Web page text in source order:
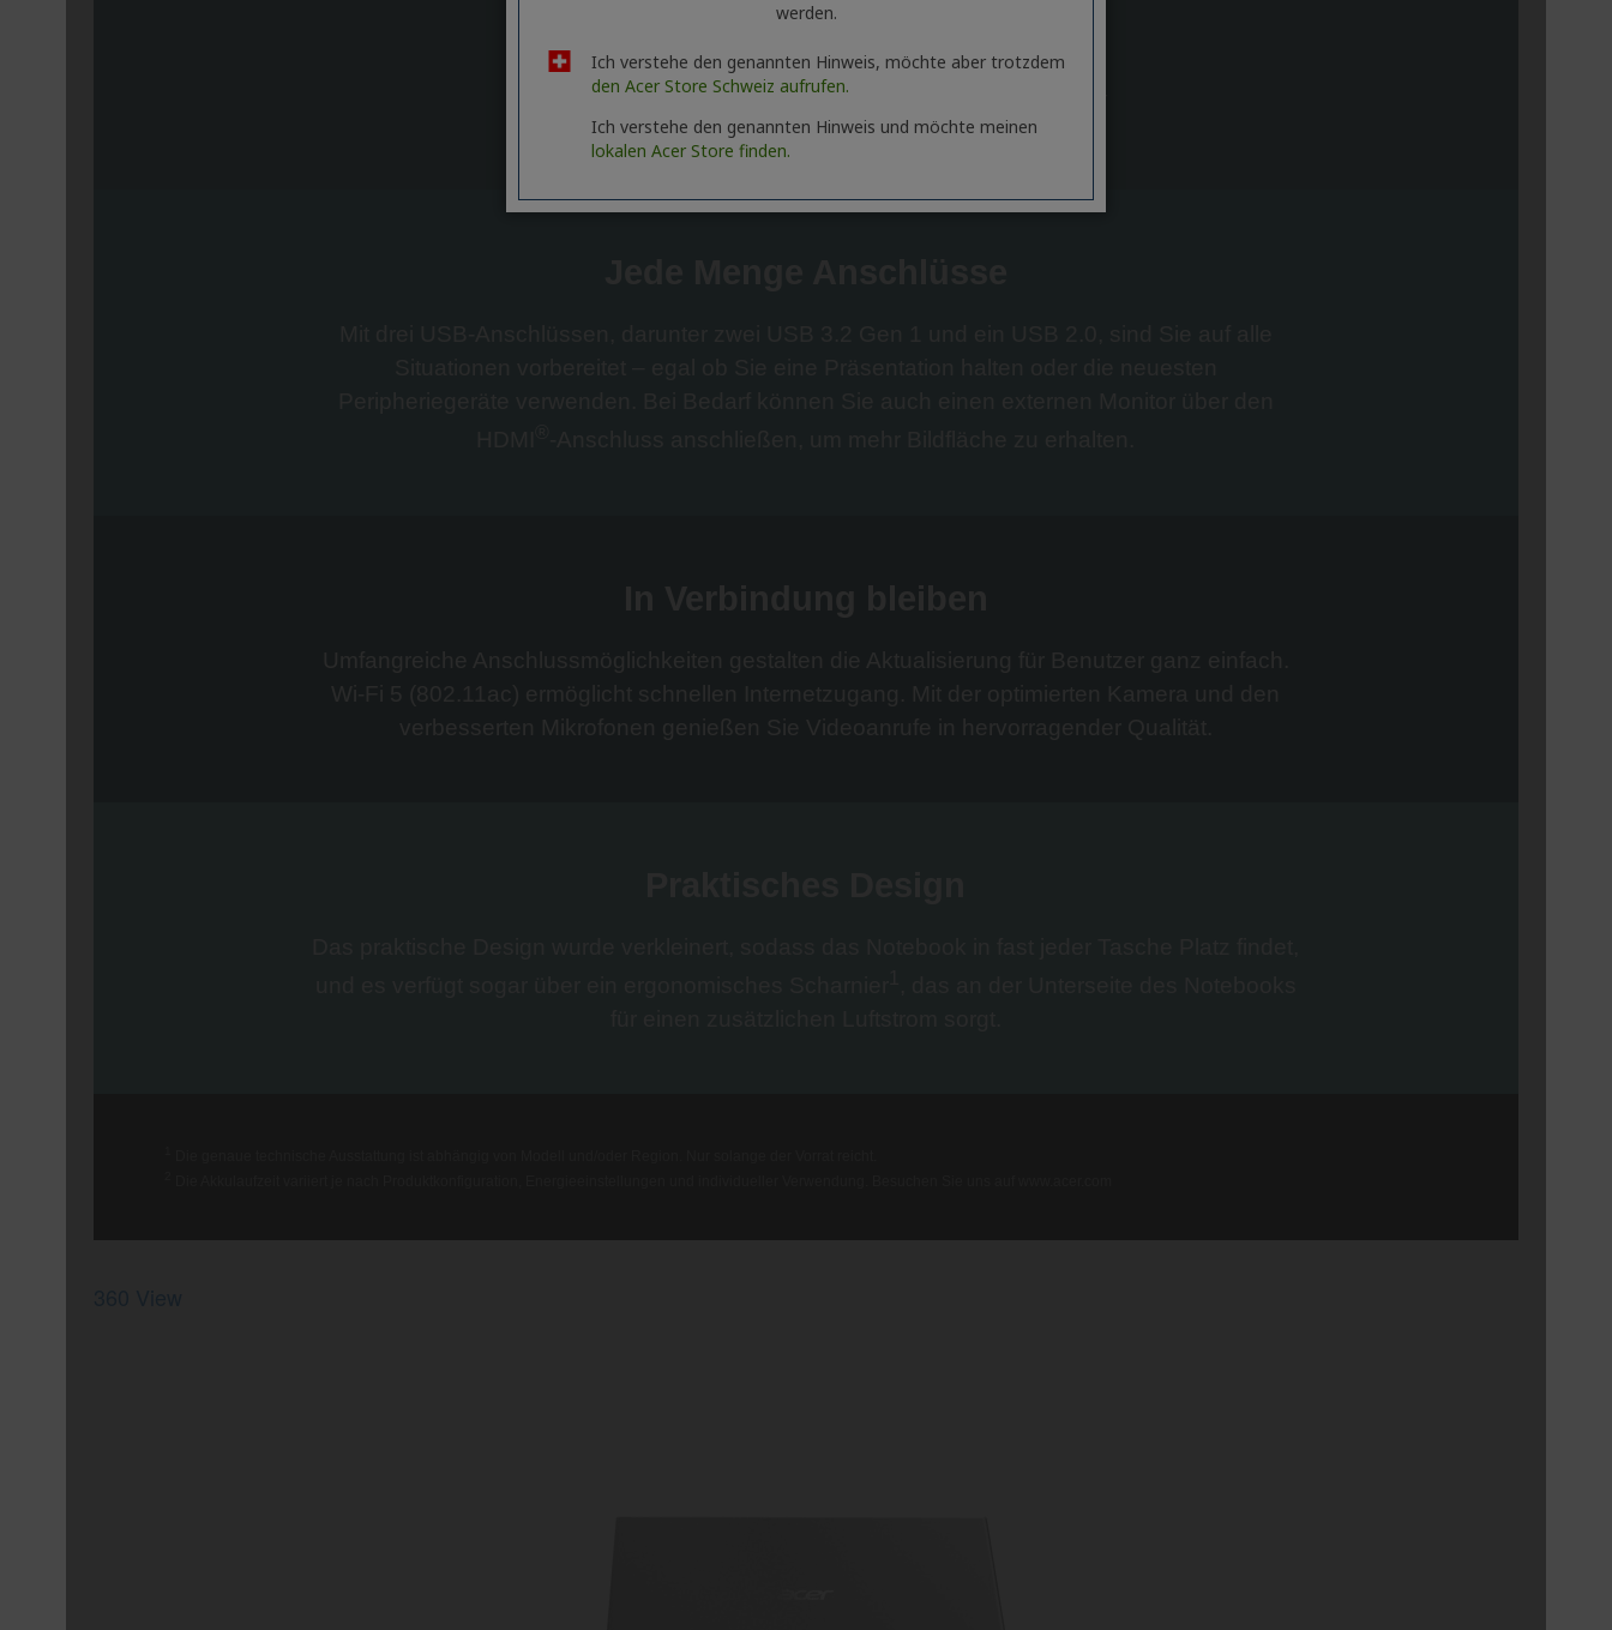
werden.
Ich verstehe den genannten Hinweis, möchte aber trotzdem
den Acer Store Schweiz aufrufen.
Ich verstehe den genannten Hinweis und möchte meinen
lokalen Acer Store finden.